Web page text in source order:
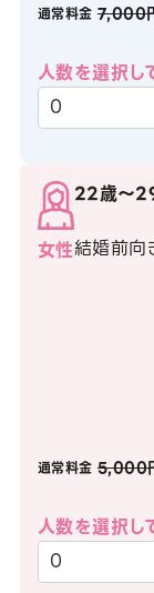
通常料金 7,000
人数を選択し
女性
22歳〜
結婚前向
通常料金 5,000
人数を選択し